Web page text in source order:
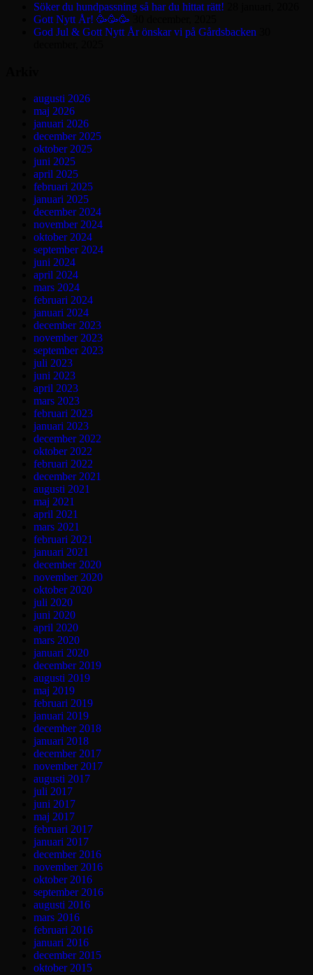
Söker du hundpassning så har du hittat rätt!
Gott Nytt År! 🥳🥳🥳
God Jul & Gott Nytt År önskar vi på Gårdsbacken
augusti 2026
maj 2026
januari 2026
december 2025
oktober 2025
juni 2025
april 2025
februari 2025
januari 2025
december 2024
november 2024
oktober 2024
september 2024
juni 2024
april 2024
mars 2024
februari 2024
januari 2024
december 2023
november 2023
september 2023
juli 2023
juni 2023
april 2023
mars 2023
februari 2023
januari 2023
december 2022
oktober 2022
februari 2022
december 2021
augusti 2021
maj 2021
april 2021
mars 2021
februari 2021
januari 2021
december 2020
november 2020
oktober 2020
juli 2020
juni 2020
april 2020
mars 2020
januari 2020
december 2019
augusti 2019
maj 2019
februari 2019
januari 2019
december 2018
januari 2018
december 2017
november 2017
augusti 2017
juli 2017
juni 2017
maj 2017
februari 2017
januari 2017
december 2016
november 2016
oktober 2016
september 2016
augusti 2016
mars 2016
februari 2016
januari 2016
december 2015
oktober 2015